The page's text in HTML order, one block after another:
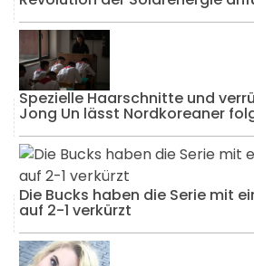
Spezielle Haarschnitte und
Jong Un lässt Nordkoreaner
Die Bucks haben die Serie mit
auf 2-1 verkürzt